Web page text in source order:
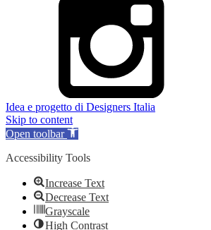
Idea e progetto di Designers Italia
Skip to content
Open toolbar
Accessibility Tools
Increase Text
Decrease Text
Grayscale
High Contrast